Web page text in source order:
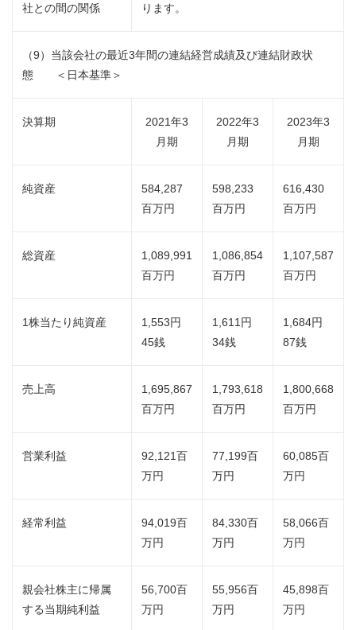
社との間の関係
ります。
（9）当該会社の最近3年間の連結経営成績及び連結財政状
態 ＜日本基準＞
決算期
2021年3
月期
2022年3
月期
2023年3
月期
純資産
584,287
百万円
598,233
百万円
616,430
百万円
総資産
1,089,991
百万円
1,086,854
百万円
1,107,587
百万円
1株当たり純資産
1,553円
45銭
1,611円
34銭
1,684円
87銭
売上高
1,695,867
百万円
1,793,618
百万円
1,800,668
百万円
営業利益
92,121百
万円
77,199百
万円
60,085百
万円
経常利益
94,019百
万円
84,330百
万円
58,066百
万円
親会社株主に帰属
する当期純利益
56,700百
万円
55,956百
万円
45,898百
万円